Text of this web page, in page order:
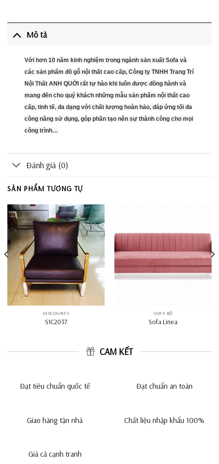
Mô tả
Với hơn 10 năm kinh nghiệm trong ngành sản xuất Sofa và
các sản phẩm đồ gỗ nội thất cao cấp, Công ty TNHH Trang Trí
Nội Thất ANH QUỚI rất tự hào khi luôn được đồng hành và
mang đến cho quý khách những mẫu sản phẩm nội thất cao
cấp, tinh tế, đa dạng với chất lượng hoàn hảo, đáp ứng tối đa
công năng sử dụng, góp phần tạo nên sự thành công cho mọi
công trình…
Đánh giá (0)
SẢN PHẨM TƯƠNG TỰ
DISCOUNTS
S1C2037
SOFA BỘ
Sofa Linea
CAM KẾT
Đạt tiêu chuẩn quốc tế Đạt chuẩn an toàn
Giao hàng tận nhà Chất liệu nhập khẩu 100%
Giá cả cạnh tranh